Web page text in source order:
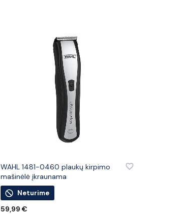
WAHL 1481-0460 plaukų kirpimo
mašinėlė įkraunama
Neturime
59,99€